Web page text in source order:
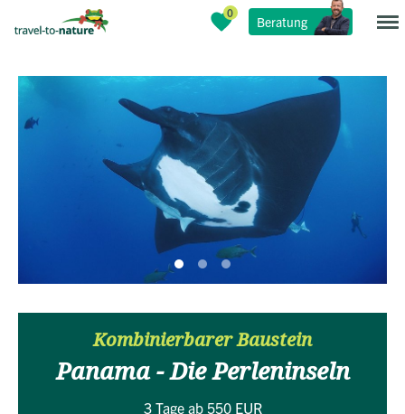
Beratung
Kombinierbarer Baustein
Panama - Die Perleninseln
3 Tage ab 550 EUR